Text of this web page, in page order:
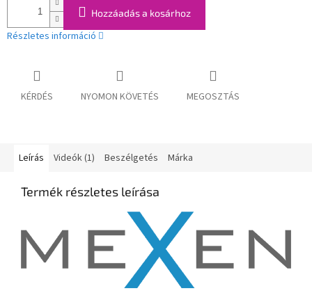
Hozzáadás a kosárhoz
Részletes információ
KÉRDÉS NYOMON KÖVETÉS MEGOSZTÁS
Leírás Videók (1) Beszélgetés Márka
Termék részletes leírása